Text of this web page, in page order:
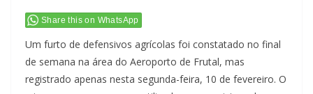
Share this on WhatsApp
Um furto de defensivos agrícolas foi constatado no final
de semana na área do Aeroporto de Frutal, mas
registrado apenas nesta segunda-feira, 10 de fevereiro. O